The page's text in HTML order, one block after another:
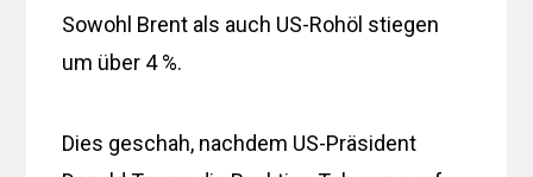
Sowohl Brent als auch US-Rohöl stiegen
um über 4 %.
Dies geschah, nachdem US-Präsident